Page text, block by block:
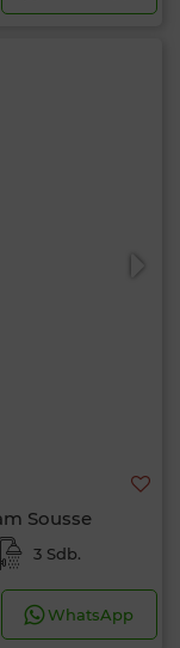
Sousse
3 Sdb.
WhatsApp